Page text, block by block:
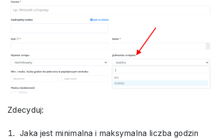
Zdecyduj:
Jaka jest minimalna i maksymalna liczba godzin